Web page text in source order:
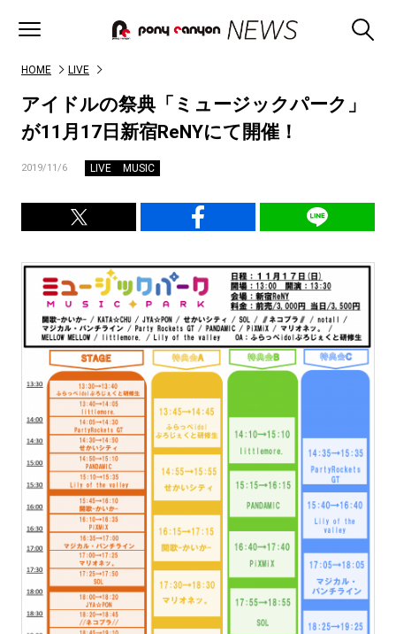
HOME LIVE
アイドルの祭典「ミュージックパーク」
が11月17日新宿ReNYにて開催！
2019/11/6 LIVE MUSIC